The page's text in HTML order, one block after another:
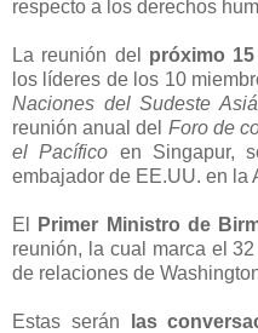
respecto a los derechos
La reunión del próximo
los líderes de los 10
Naciones del Sudeste
reunión anual del Foro de
el Pacífico en Singapur,
embajador de EE.UU. en la
El Primer Ministro de
reunión, la cual marca el
de relaciones de
Estas serán
las